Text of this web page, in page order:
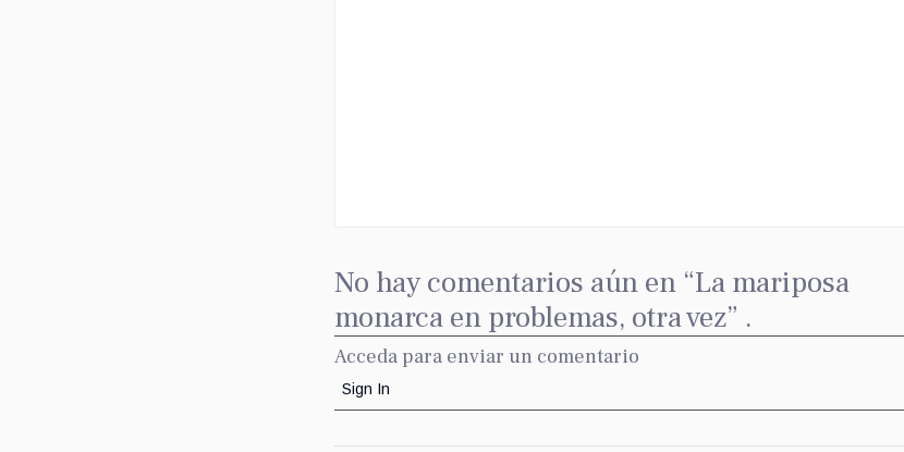
No hay comentarios aún en “La mariposa
monarca en problemas, otra vez” .
Acceda para enviar un comentario
Sign In